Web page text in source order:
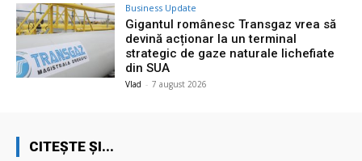
Business Update
Gigantul românesc Transgaz vrea să
devină acționar la un terminal
strategic de gaze naturale lichefiate
din SUA
Vlad - 7 august 2026
CITEȘTE ȘI...